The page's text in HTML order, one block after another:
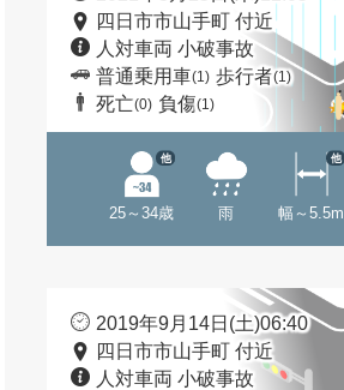
四日市市山手町 付近
人対車両 小破事故
普通乗用車(1) 歩行者(1)
死亡(0) 負傷(1)
25～34歳
他
雨 幅～5.5m
他
2019年9月14日(土)06:40
四日市市山手町 付近
人対車両 小破事故